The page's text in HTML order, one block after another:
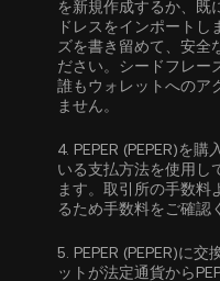
を新規作成するか、既
ドレスをインポートし
ズを書き留めて、安全
ださい。シードフレー
誰もウォレットへのア
ません。
4. PEPER (PEPER)を購
いる支払方法を使用し
ます。取引所の手数料
るため手数料をご確認
5. PEPER (PEPER)に交
ットが法定通貨から